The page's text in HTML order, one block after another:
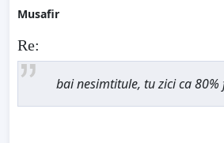
Musafir
Re:
bai nesimtitule, tu zici ca